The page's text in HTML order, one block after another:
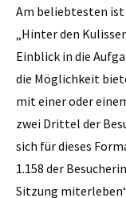
Am beliebtesten ist
„Hinter den
Einblick in die
die Möglichkeit
mit einer oder
zwei Drittel der
sich für dieses
1.158 der
Sitzung